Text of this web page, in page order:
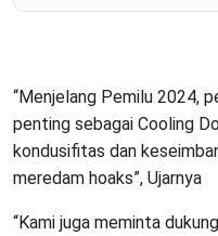
“Menjelang Pemilu 2024,
penting sebagai Cooling
kondusifitas dan
meredam hoaks”, Ujarnya
“Kami juga meminta